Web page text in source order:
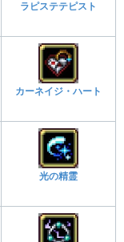
ラピステテピスト
カーネイジ・ハート
光の精霊